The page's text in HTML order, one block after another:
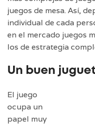
juegos de mesa. Así,
individual de cada
en el mercado juegos
los de estrategia
Un buen
El juego
ocupa un
papel muy